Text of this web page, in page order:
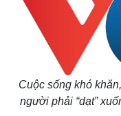
Cuộc sống khó
người phải “dạt”